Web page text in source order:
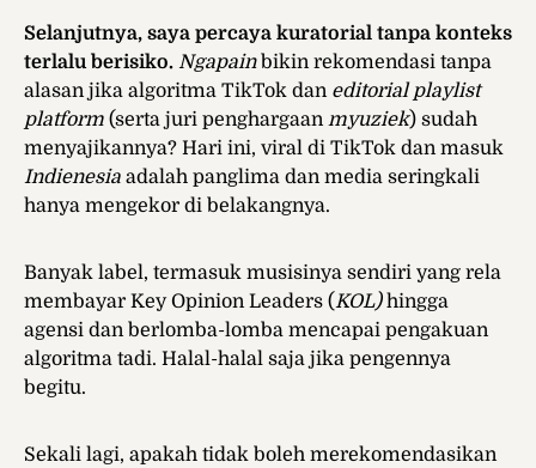
Selanjutnya, saya percaya kuratorial tanpa konteks
terlalu berisiko. Ngapainbikin rekomendasi tanpa
alasan jika algoritma TikTok dan editorial playlist
platform (serta juri penghargaan myuziek) sudah
menyajikannya? Hari ini, viral di TikTok dan masuk
Indienesia adalah panglima dan media seringkali
hanya mengekor di belakangnya.
Banyak label, termasuk musisinya sendiri yang rela
membayar Key Opinion Leaders (KOL)hingga
agensi dan berlomba-lomba mencapai pengakuan
algoritma tadi. Halal-halal saja jika pengennya
begitu.
Sekali lagi, apakah tidak boleh merekomendasikan